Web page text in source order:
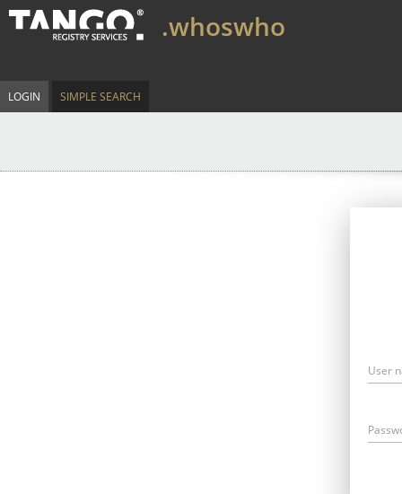
.whoswho
LOGIN SIMPLE SEARCH
User